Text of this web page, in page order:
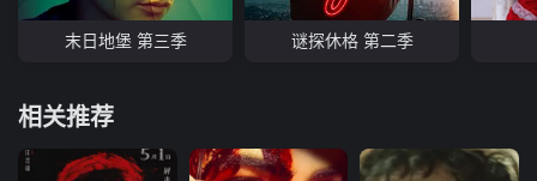
末日地堡 第三季 谜探休格 第二季
相关推荐